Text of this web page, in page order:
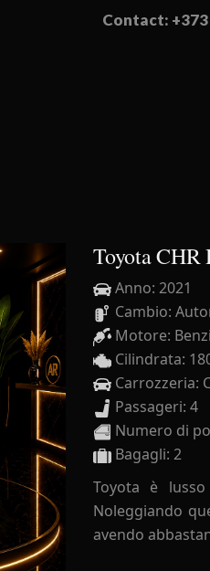
Contact: +373
Toyota CHR
Anno: 2021
Cambio:
Motore:
Cilindrata:
Carrozzeria:
Passageri: 4
Numero di
Bagagli: 2
Toyota è
Noleggiando
avendo